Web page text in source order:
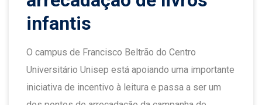
infantis
O campus de Francisco Beltrão do Centro
Universitário Unisep está apoiando uma importante
iniciativa de incentivo à leitura e passa a ser um